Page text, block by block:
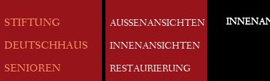
STIFTUNG
DEUTSCHHAUS
SENIOREN
AUSSENANSICHTEN
INNENANSICHTEN
RESTAURIERUNG